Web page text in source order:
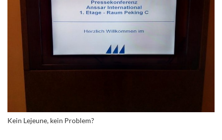
Kein Lejeune, kein Problem?